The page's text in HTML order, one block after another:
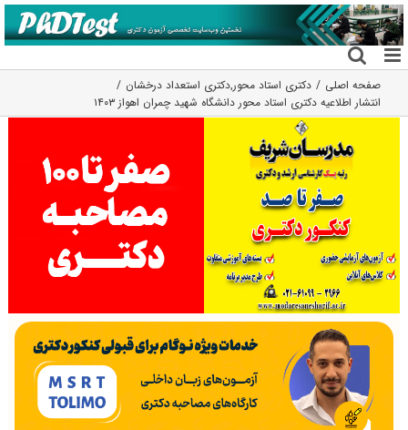
رفتن
به
محتوا
صفحه اصلی دکتری استاد محور,دکتری استعداد درخشان
انتشار اطلاعیه دکتری استاد محور دانشگاه شهید چمران اهواز ۱۴۰۳